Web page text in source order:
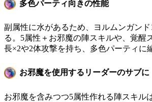
多色パーティ向きの性能
副属性に水があるため、ヨルムンガン
る。5属性＋お邪魔の陣スキルや、覚醒
長×2や2体攻撃を持ち、多色パーティに
お邪魔を使用するリーダーのサブに
お邪魔を含みつつ5属性作れる陣スキル